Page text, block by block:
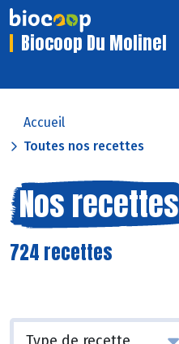
Biocoop Du Molinel
Accueil
Toutes nos recettes
Nos recettes
724 recettes